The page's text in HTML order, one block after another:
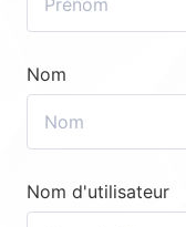
Nom
Nom d'utilisateur